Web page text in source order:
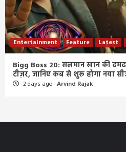
Entertainment Feature Latest
Bigg Boss 20: सलमान खान की
टीज़र, जानिए कब से शुरू होगा नया
2 days ago Arvind Rajak